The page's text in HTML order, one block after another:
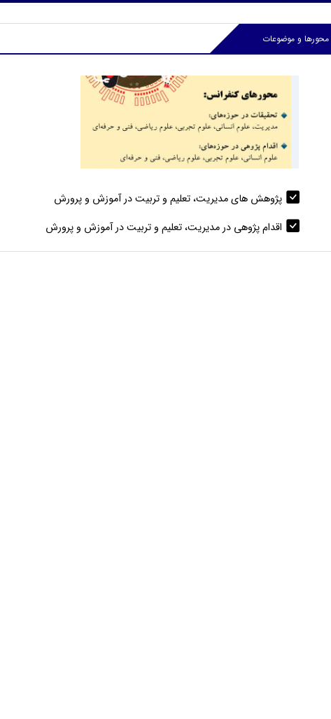
محورها و موضوعات
پژوهش های مدیریت، تعلیم و تربیت در آموزش و پرورش
اقدام پژوهی در مدیریت، تعلیم و تربیت در آموزش و پرورش